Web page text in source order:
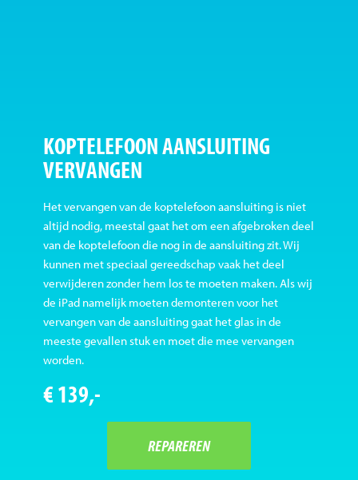
KOPTELEFOON AANSLUITING
VERVANGEN
Het vervangen van de koptelefoon aansluiting is niet
altijd nodig, meestal gaat het om een afgebroken deel
van de koptelefoon die nog in de aansluiting zit. Wij
kunnen met speciaal gereedschap vaak het deel
verwijderen zonder hem los te moeten maken. Als wij
de iPad namelijk moeten demonteren voor het
vervangen van de aansluiting gaat het glas in de
meeste gevallen stuk en moet die mee vervangen
worden.
€ 139,-
REPAREREN